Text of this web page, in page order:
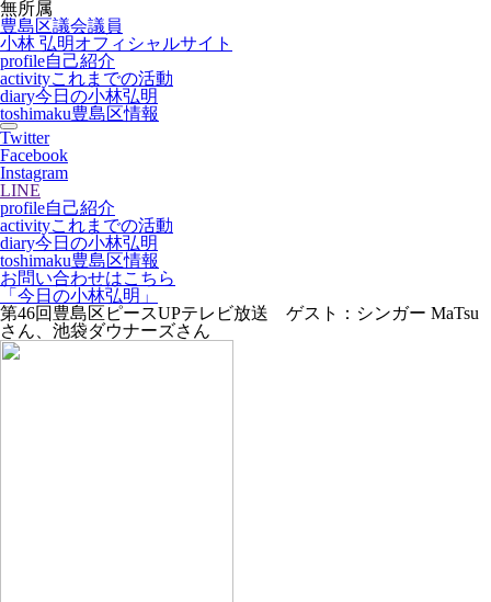
無所属
豊島区議会議員
小林 弘明オフィシャルサイト
profile自己紹介
activityこれまでの活動
diary今日の小林弘明
toshimaku豊島区情報
Twitter
Facebook
Instagram
LINE
profile自己紹介
activityこれまでの活動
diary今日の小林弘明
toshimaku豊島区情報
お問い合わせはこちら
「今日の小林弘明」
第46回豊島区ピースUPテレビ放送 ゲスト：シンガー MaTsu
さん、池袋ダウナーズさん